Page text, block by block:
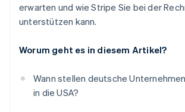
erwarten und wie Stripe Sie bei der
unterstützen kann.
Worum geht es in diesem Artikel?
Wann stellen deutsche
in die USA?